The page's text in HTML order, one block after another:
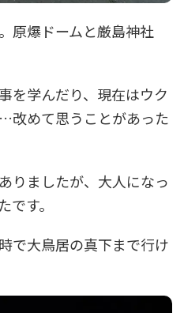
原爆ドームと厳島神社
を学んだり、現在はウク
改めて思うことがあった
りましたが、大人になっ
す。
で大鳥居の真下まで行け